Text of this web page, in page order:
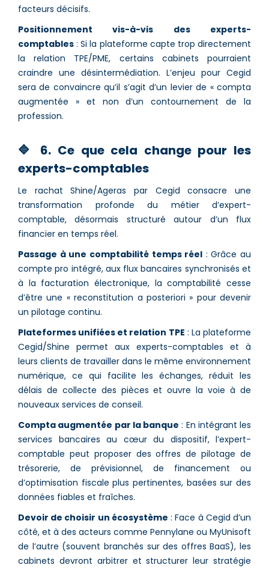
facteurs décisifs.
Positionnement vis-à-vis des experts-
comptables : Si la plateforme capte trop directement
la relation TPE/PME, certains cabinets pourraient
craindre une désintermédiation. L’enjeu pour Cegid
sera de convaincre qu’il s’agit d’un levier de « compta
augmentée » et non d’un contournement de la
profession.
🔷 6. Ce que cela change pour les
experts-comptables
Le rachat Shine/Ageras par Cegid consacre une
transformation profonde du métier d’expert-
comptable, désormais structuré autour d’un flux
financier en temps réel.
Passage à une comptabilité temps réel : Grâce au
compte pro intégré, aux flux bancaires synchronisés et
à la facturation électronique, la comptabilité cesse
d’être une « reconstitution a posteriori » pour devenir
un pilotage continu.
Plateformes unifiées et relation TPE : La plateforme
Cegid/Shine permet aux experts-comptables et à
leurs clients de travailler dans le même environnement
numérique, ce qui facilite les échanges, réduit les
délais de collecte des pièces et ouvre la voie à de
nouveaux services de conseil.
Compta augmentée par la banque : En intégrant les
services bancaires au cœur du dispositif, l’expert-
comptable peut proposer des offres de pilotage de
trésorerie, de prévisionnel, de financement ou
d’optimisation fiscale plus pertinentes, basées sur des
données fiables et fraîches.
Devoir de choisir un écosystème : Face à Cegid d’un
côté, et à des acteurs comme Pennylane ou MyUnisoft
de l’autre (souvent branchés sur des offres BaaS), les
cabinets devront arbitrer et structurer leur stratégie